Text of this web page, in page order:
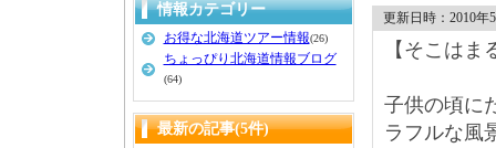
情報カテゴリー
お得な北海道ツアー情報(26)
ちょっぴり北海道情報ブログ
(64)
最新の記事(5件)
更新日時：2010年
【そこは
子供の頃に
ラフルな風